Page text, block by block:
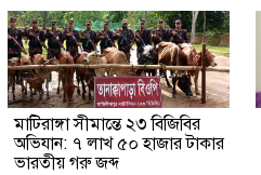
মাটিরাঙ্গা সীমান্তে ২৩ বিজিবির
অভিযান: ৭ লাখ ৫০ হাজার টাকার
ভারতীয় গরু জব্দ